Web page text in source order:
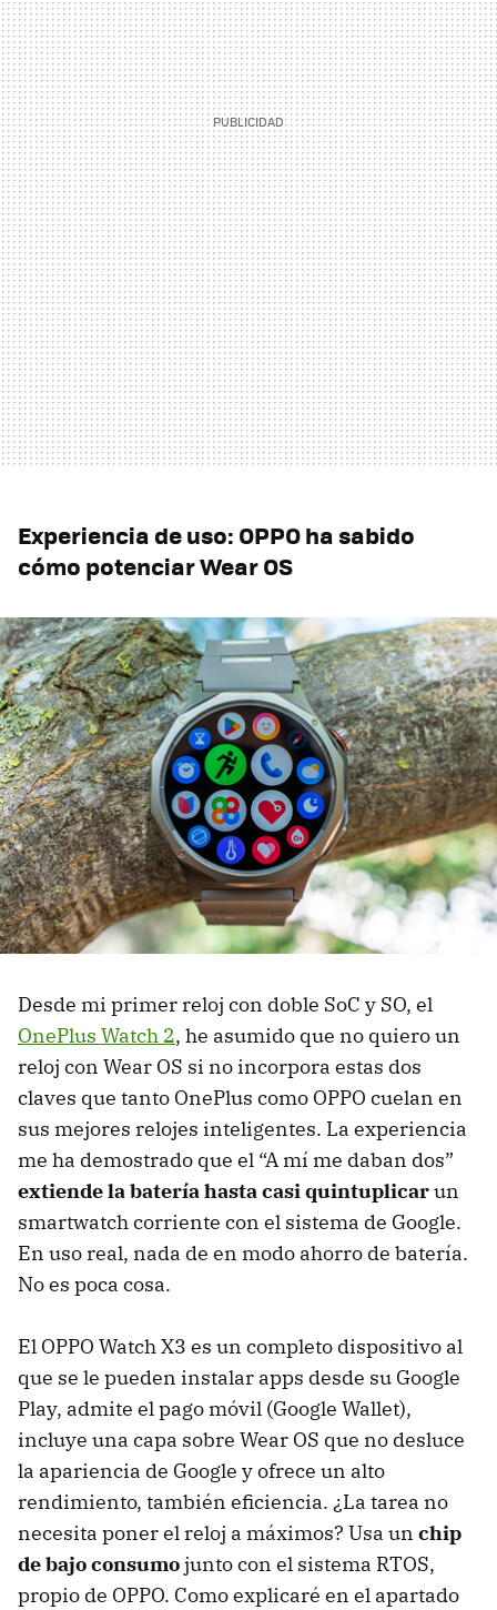
Experiencia de uso: OPPO ha sabido
cómo potenciar Wear OS
Desde mi primer reloj con doble SoC y SO, el
OnePlus Watch 2, he asumido que no quiero un
reloj con Wear OS si no incorpora estas dos
claves que tanto OnePlus como OPPO cuelan en
sus mejores relojes inteligentes. La experiencia
me ha demostrado que el “A mí me daban dos”
extiende la batería hasta casi quintuplicarun
smartwatch corriente con el sistema de Google.
En uso real, nada de en modo ahorro de batería.
No es poca cosa.
El OPPO Watch X3 es un completo dispositivo al
que se le pueden instalar apps desde su Google
Play, admite el pago móvil (Google Wallet),
incluye una capa sobre Wear OS que no desluce
la apariencia de Google y ofrece un alto
rendimiento, también eficiencia. ¿La tarea no
necesita poner el reloj a máximos? Usa un chip
de bajo consumojunto con el sistema RTOS,
propio de OPPO. Como explicaré en el apartado